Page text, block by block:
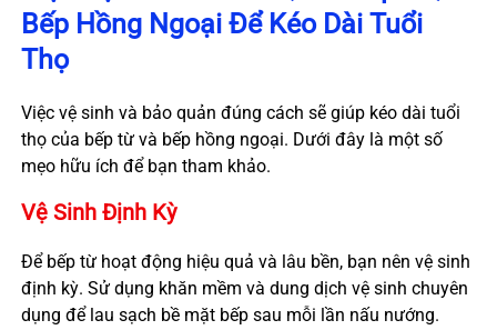
Bếp Hồng Ngoại Để Kéo Dài Tuổi
Thọ
Việc vệ sinh và bảo quản đúng cách sẽ giúp kéo dài tuổi
thọ của bếp từ và bếp hồng ngoại. Dưới đây là một số
mẹo hữu ích để bạn tham khảo.
Vệ Sinh Định Kỳ
Để bếp từ hoạt động hiệu quả và lâu bền, bạn nên vệ sinh
định kỳ. Sử dụng khăn mềm và dung dịch vệ sinh chuyên
dụng để lau sạch bề mặt bếp sau mỗi lần nấu nướng.